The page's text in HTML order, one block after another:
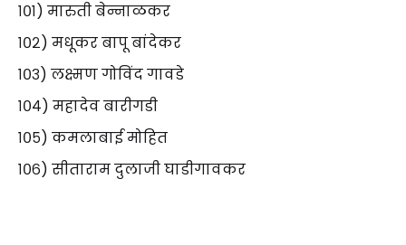
१०१) मारुती बेन्नाळकर
१०२) मधूकर बापू बांदेकर
१०३) लक्ष्मण गोविंद गावडे
१०४) महादेव बारीगडी
१०५) कमलाबाई मोहित
१०६) सीताराम दुलाजी घाडीगावकर